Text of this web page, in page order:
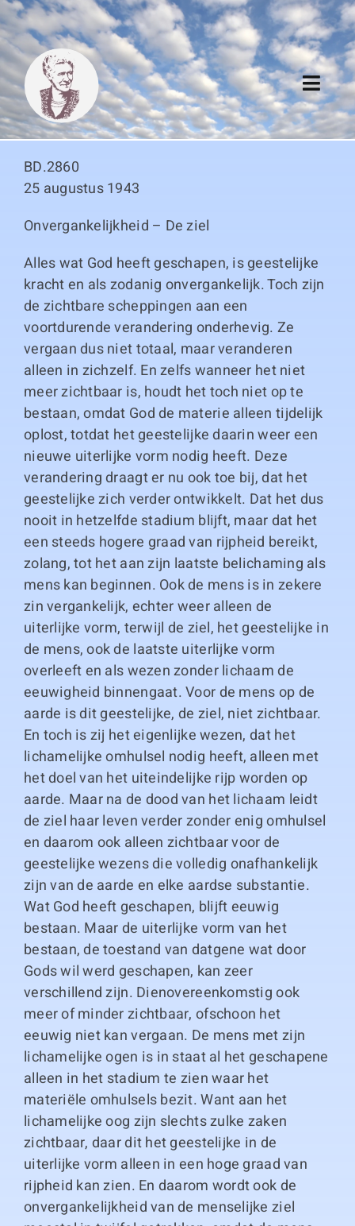
Skip
to
content
Algemeen
Thema boeken
Duitse boeken
Links
BD.2860
25 augustus 1943
Onvergankelijkheid – De ziel
Alles wat God heeft geschapen, is geestelijke
kracht en als zodanig onvergankelijk. Toch zijn
de zichtbare scheppingen aan een
voortdurende verandering onderhevig. Ze
vergaan dus niet totaal, maar veranderen
alleen in zichzelf. En zelfs wanneer het niet
meer zichtbaar is, houdt het toch niet op te
bestaan, omdat God de materie alleen tijdelijk
oplost, totdat het geestelijke daarin weer een
nieuwe uiterlijke vorm nodig heeft. Deze
verandering draagt er nu ook toe bij, dat het
geestelijke zich verder ontwikkelt. Dat het dus
nooit in hetzelfde stadium blijft, maar dat het
een steeds hogere graad van rijpheid bereikt,
zolang, tot het aan zijn laatste belichaming als
mens kan beginnen. Ook de mens is in zekere
zin vergankelijk, echter weer alleen de
uiterlijke vorm, terwijl de ziel, het geestelijke in
de mens, ook de laatste uiterlijke vorm
overleeft en als wezen zonder lichaam de
eeuwigheid binnengaat. Voor de mens op de
aarde is dit geestelijke, de ziel, niet zichtbaar.
En toch is zij het eigenlijke wezen, dat het
lichamelijke omhulsel nodig heeft, alleen met
het doel van het uiteindelijke rijp worden op
aarde. Maar na de dood van het lichaam leidt
de ziel haar leven verder zonder enig omhulsel
en daarom ook alleen zichtbaar voor de
geestelijke wezens die volledig onafhankelijk
zijn van de aarde en elke aardse substantie.
Wat God heeft geschapen, blijft eeuwig
bestaan. Maar de uiterlijke vorm van het
bestaan, de toestand van datgene wat door
Gods wil werd geschapen, kan zeer
verschillend zijn. Dienovereenkomstig ook
meer of minder zichtbaar, ofschoon het
eeuwig niet kan vergaan. De mens met zijn
lichamelijke ogen is in staat al het geschapene
alleen in het stadium te zien waar het
materiële omhulsels bezit. Want aan het
lichamelijke oog zijn slechts zulke zaken
zichtbaar, daar dit het geestelijke in de
uiterlijke vorm alleen in een hoge graad van
rijpheid kan zien. En daarom wordt ook de
onvergankelijkheid van de menselijke ziel